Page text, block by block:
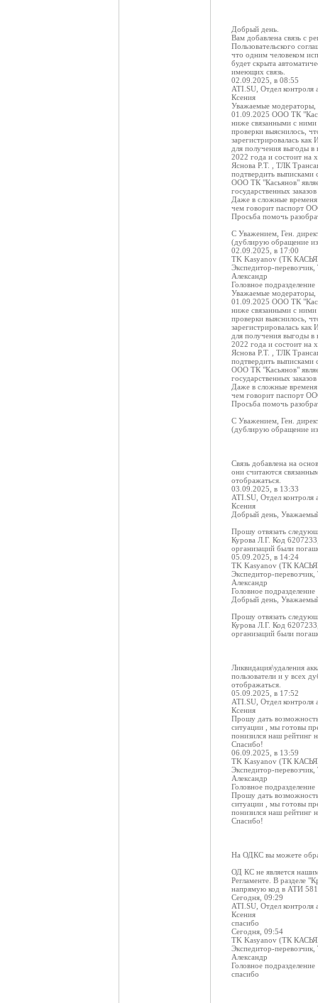
Добрый день.
Вам добавлена связь с
Пользовательского
что одним человеком
будет скрыта
имеющих связь.
02.09.2025, в 08:55
ATI.SU, Отдел контроля
Ксения
Уважаемые
01.09.2025 ООО ТК
ниже связанными с
проверки выяснилось,
зарегистрировалась
для получения выгоды
2022 года и состоит на
Яснова Р.Т. , ТЛК
подтвердить
ООО ТК "Касьянов"
государственных
Даже в сложные временя
чем говорит паспорт
Просьба помочь
С Уважением, Ген.
(дублирую обращение из
02.09.2025, в 17:00
TK Kasyanov (ТК
Экспедитор-
Александр
Головное подразделение
Уважаемые
01.09.2025 ООО ТК
ниже связанными с
проверки выяснилось,
зарегистрировалась
для получения выгоды
2022 года и состоит на
Яснова Р.Т. , ТЛК
подтвердить
ООО ТК "Касьянов"
государственных
Даже в сложные временя
чем говорит паспорт
Просьба помочь
С Уважением, Ген.
(дублирую обращение из
Связь добавлена на
они считаются
отображаться.
03.09.2025, в 13:33
ATI.SU, Отдел контроля
Ксения
Добрый день,
Прошу отвязать
Курова Л.Г. Код
организаций были
05.09.2025, в 14:24
TK Kasyanov (ТК
Экспедитор-
Александр
Головное подразделение
Добрый день,
Прошу отвязать
Курова Л.Г. Код
организаций были
Ликвидация\удаления
пользователи и у всех
отображаться.
05.09.2025, в 17:52
ATI.SU, Отдел контроля
Ксения
Прошу дать
ситуации , мы готовы
понизился наш
Спасибо!
06.09.2025, в 13:59
TK Kasyanov (ТК
Экспедитор-
Александр
Головное подразделение
Прошу дать
ситуации , мы готовы
понизился наш
Спасибо!
На ОДКС вы можете
ОД КС не является
Регламенте. В разделе
напрямую код в АТИ
Сегодня, 09:29
ATI.SU, Отдел контроля
Ксения
спасибо
Сегодня, 09:54
TK Kasyanov (ТК
Экспедитор-
Александр
Головное подразделение
спасибо